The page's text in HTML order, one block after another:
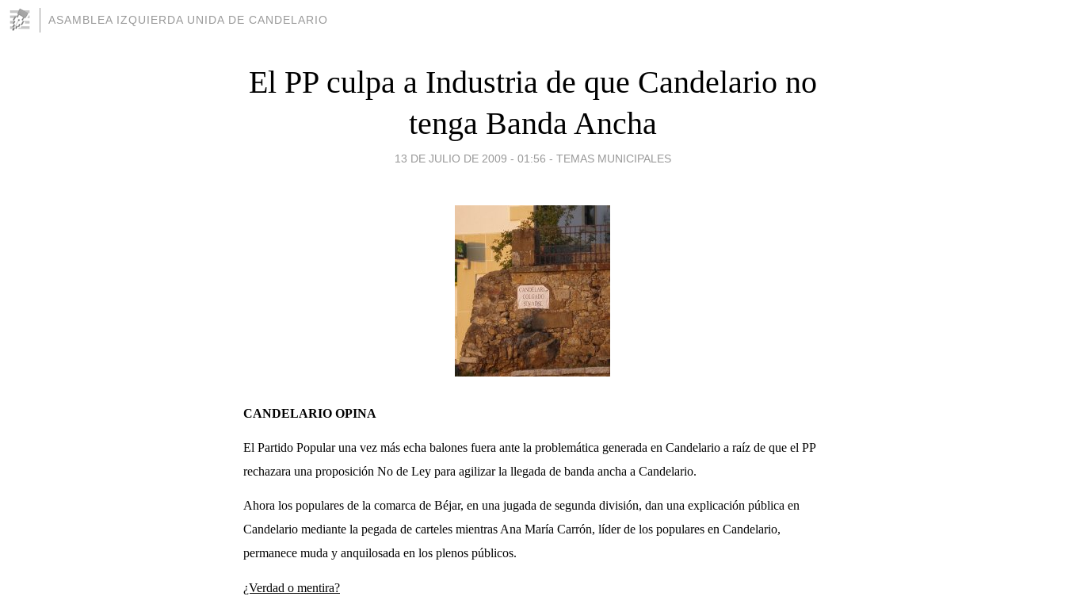
ASAMBLEA IZQUIERDA UNIDA DE CANDELARIO
El PP culpa a Industria de que Candelario no
tenga Banda Ancha
13 DE JULIO DE 2009 - 01:56 - TEMAS MUNICIPALES
CANDELARIO OPINA
El Partido Popular una vez más echa balones fuera ante la problemática generada en Candelario a raíz de que el PP
rechazara una proposición No de Ley para agilizar la llegada de banda ancha a Candelario.
Ahora los populares de la comarca de Béjar, en una jugada de segunda división, dan una explicación pública en
Candelario mediante la pegada de carteles mientras Ana María Carrón, líder de los populares en Candelario,
permanece muda y anquilosada en los plenos públicos.
¿Verdad o mentira?